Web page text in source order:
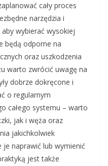
cały proces
narzędzia i
wybierać wysokiej
będą odporne na
oraz uszkodzenia
warto zwrócić uwagę na
dobrze dokręcone i
o regularnym
całego systemu – warto
jak i węża oraz
jakichkolwiek
je naprawić lub wymienić
jest także